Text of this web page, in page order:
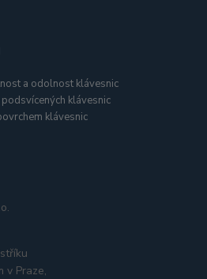
a odolnost klávesnic
klávesnic
klávesnic
v Praze,